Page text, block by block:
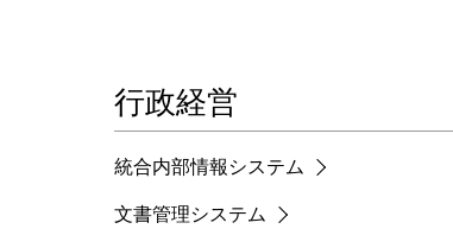
行政経営
統合内部情報システム
文書管理システム